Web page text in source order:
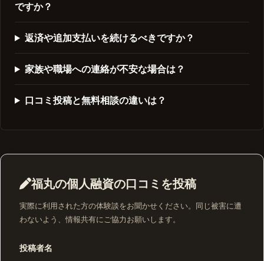
ですか？
返済や追加支払いを続けるべきですか？
家族や職場への連絡が不安な場合は？
口コミ投稿と無料相談の違いは？
福丸の個人融資の口コミを投稿
実際に利用された方の体験談をお聞かせください。同じ被害に遭
わないよう、情報共有にご協力お願いします。
投稿者名